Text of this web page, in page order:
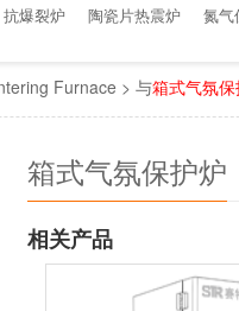
抗爆裂炉 陶瓷片热震炉 氮气
Furnace > 与箱式气氛
箱式气氛保护炉
相关产品